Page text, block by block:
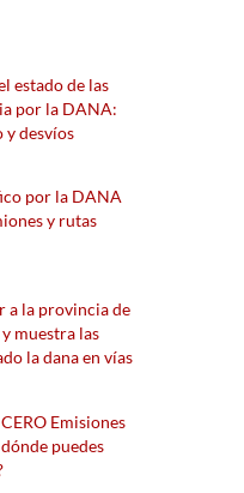
estado de las
por la DANA:
y desvíos
por la DANA
y rutas
a la provincia de
muestra las
la dana en vías
Emisiones
puedes